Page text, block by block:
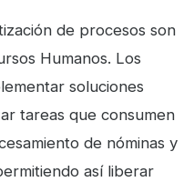
de procesos son
Humanos. Los
soluciones
tareas que consumen
de nóminas y
así liberar